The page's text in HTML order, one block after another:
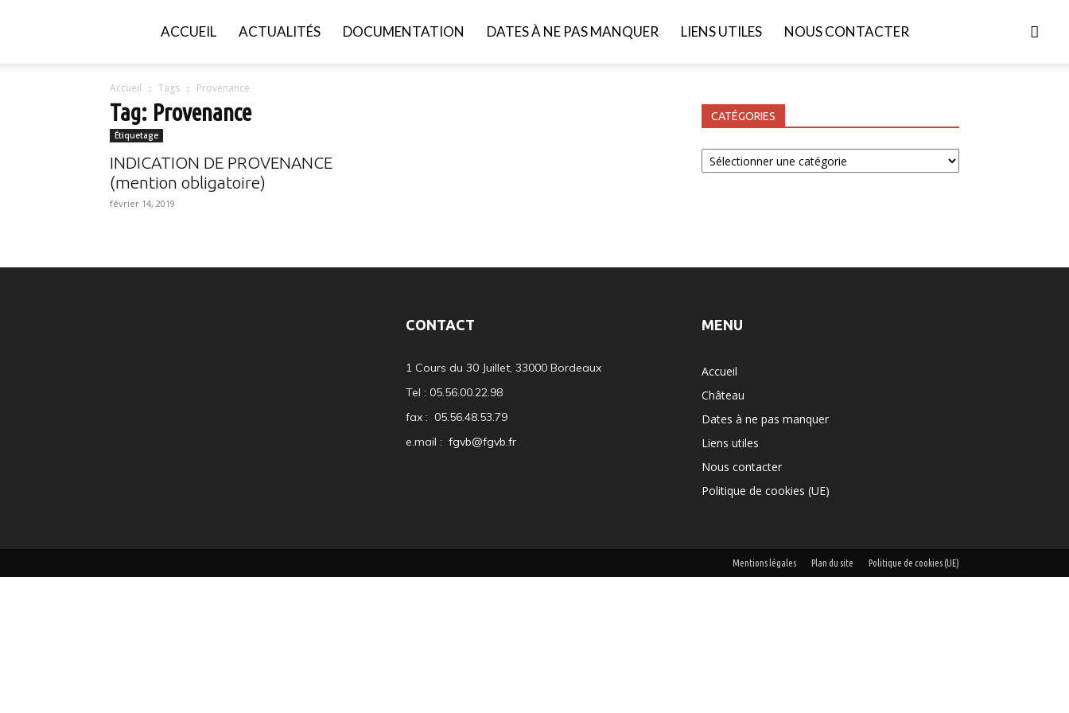
ACCUEIL ACTUALITÉS DOCUMENTATION DATES À NE PAS MANQUER LIENS UTILES NOUS CONTACTER
Accueil Tags Provenance
Tag: Provenance
Étiquetage
INDICATION DE PROVENANCE
(mention obligatoire)
février 14, 2019
CATÉGORIES
Catégories
CONTACT
1 Cours du 30 Juillet, 33000 Bordeaux
Tel : 05.56.00.22.98
fax : 05.56.48.53.79
e.mail : fgvb@fgvb.fr
MENU
Accueil
Château
Dates à ne pas manquer
Liens utiles
Nous contacter
Politique de cookies (UE)
Mentions légales Plan du site Politique de cookies (UE)